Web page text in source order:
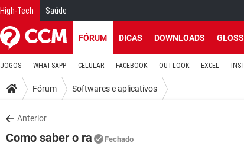
High-Tech Saúde
FÓRUM DICAS DOWNLOADS
JOGOS WHATSAPP CELULAR FACEBOOK OUTLOOK EXCEL
Fórum Softwares e aplicativos
Anterior
Como saber o ra Fechado